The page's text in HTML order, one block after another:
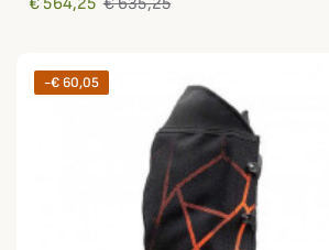
-€ 60,05